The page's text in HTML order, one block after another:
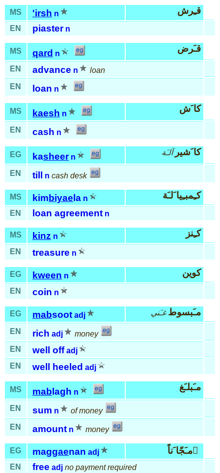
MS 'irsh n قـِرش
EN piaster n
MS qard n قـَرض
EN advance n
loan
EN
loan n
MS kaesh n كا َش
EN cash n
EG kasheer n كا َشير آلـَة
EN till n cash desk
MS kimbiyae la n كـِمبـِيا َلـَة
EN loan agreement n
MS kinz n كـِنز
EN treasure n
EG kween n كوين
EN coin n
EG mabsoot adj مـَبسوط غـَني
EN rich adj
money
EN
well off adj
EN
well heeled adj
MS mab lagh n مـَبلـَغ
EN sum n
of money
EN
amount n money
EG maggaenan adj مـَجّا َناً َ
EN free adj no payment required